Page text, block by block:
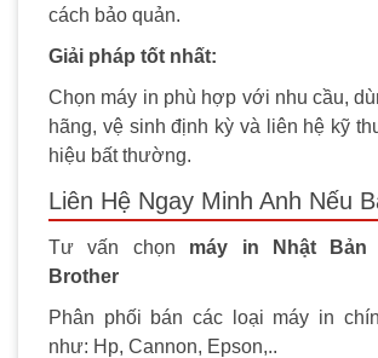
cách bảo quản.
Giải pháp tốt nhất:
Chọn máy in phù hợp với nhu cầu,
hãng, vệ sinh định kỳ và liên hệ kỹ
hiệu bất thường.
Liên Hệ Ngay Minh Anh Nếu
Tư vấn chọn máy in Nhật Bản
Brother
Phân phối bán các loại máy in
như: Hp, Cannon, Epson,..